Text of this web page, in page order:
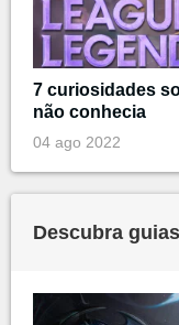
7 curiosidades
não conhecia
04 ago 2022
Descubra guias